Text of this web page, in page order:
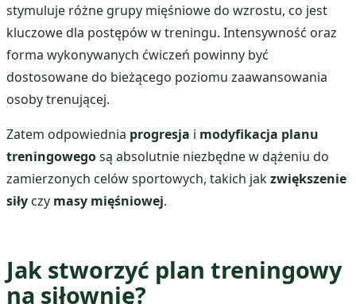
stymuluje różne grupy mięśniowe do wzrostu, co jest
kluczowe dla postępów w treningu. Intensywność oraz
forma wykonywanych ćwiczeń powinny być
dostosowane do bieżącego poziomu zaawansowania
osoby trenującej.
Zatem odpowiednia progresja i modyfikacja planu
treningowegosą absolutnie niezbędne w dążeniu do
zamierzonych celów sportowych, takich jakzwiększenie
siły czy masy mięśniowej.
Jak stworzyć plan treningowy
na siłownię?